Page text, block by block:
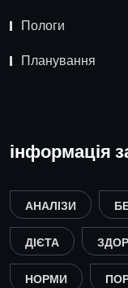
Пологи
Планування
інформація
АНАЛІЗИ
ДІЄТА
НОРМИ